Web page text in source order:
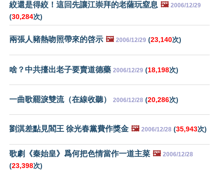
絞還是得絞！這回先讓江崇拜的老薩玩窒息 🖼️ 2006/12/29
(30,284次)
兩張人豬熱吻照帶來的啓示 🖼️ 2006/12/29 (23,140次)
啥？中共擡出老子要賣道德藥 2006/12/29 (18,198次)
一曲歌罷淚雙流（在線收聽） 2006/12/28 (20,286次)
劉淇差點見閻王 徐光春黨費作獎金 🖼️ 2006/12/28 (35,943次)
歌劇《秦始皇》爲何把色情當作一道主菜 🖼️ 2006/12/28
(23,398次)